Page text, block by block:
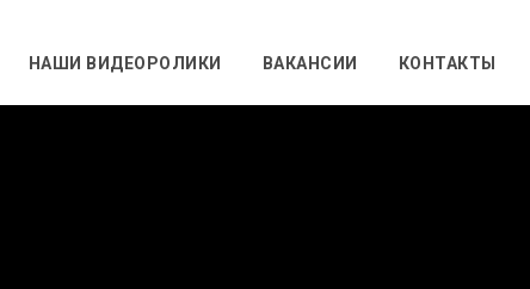
НАШИ ВИДЕОРОЛИКИ ВАКАНСИИ КОНТАКТЫ